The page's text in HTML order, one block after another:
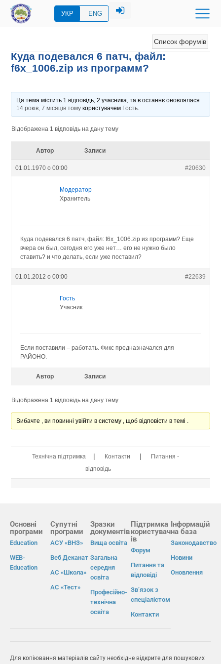
УКР ENG
Список форумів
Куда подевался 6 патч, файл:
f6x_1006.zip из программ?
Ця тема містить 1 відповідь, 2 учасника, та в останнє оновлялася
14 років, 7 місяців томукористувачем Гость.
Відображена 1 відповідь на дану тему
Автор Записи
01.01.1970 о 00:00 #20630
Модератор
Хранитель
Куда подевался 6 патч, файл: f6x_1006.zip из программ? Еще
вчера он был, сегодня его уже нет… его не нужно было
ставить? и что делать, если уже поставил?
01.01.2012 о 00:00 #22639
Гость
Учасник
Если поставили – работать. Фикс предназначался для
РАЙОНО.
Автор Записи
Відображена 1 відповідь на дану тему
Вибачте , ви повинні увійти в систему , щоб відповісти в темі .
Технічна підтримка | Контакти |
Питання -
відповідь
Основні
програми
Education
WEB-
Education
Супутні
програми
АСУ «ВНЗ»
Веб Деканат
АС «Школа»
АС «Тест»
Зразки
документів
Вища освіта
Загальна
середня
освіта
Професійно-
технічна
освіта
Підтримка
користувач
ів
Форум
Питання та
відповіді
Зв’язок з
спеціалістом
Контакти
Інформацій
на база
Законодавство
Новини
Оновлення
Для копіювання матеріалів сайту необхідне відкрите для пошукових